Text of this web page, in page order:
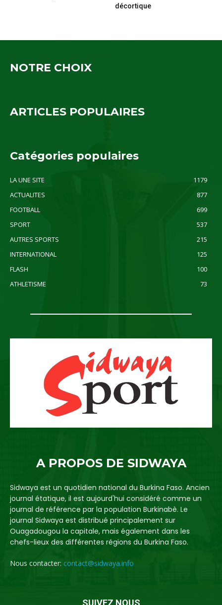
décortique
NOTRE CHOIX
ARTICLES POPULAIRES
Catégories populaires
LA UNE SITE
1179
ACTUALITES
877
FOOTBALL
699
SPORT
537
AUTRES SPORTS
215
INTERNATIONAL
125
FLASH
100
ATHLETISME
73
A PROPOS DE SIDWAYA
Sidwaya est un quotidien national du Burkina Faso. Ancien
journal étatique, il est aujourd'hui considéré comme un
journal de référence par la population Burkinabè. Le
journal Sidwaya est distribué principalement sur
Ouagadougou la capitale, mais également dans les
chefs-lieux des différentes régions du Burkina Faso.
Nous contacter: contact@sidwaya.info
SUIVEZ NOUS